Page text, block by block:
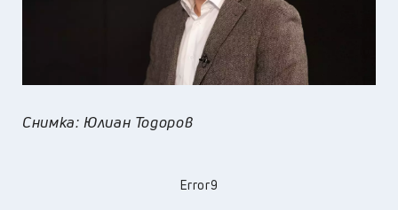
Снимка: Юлиан Тодоров
Error9